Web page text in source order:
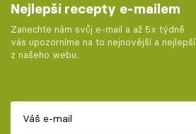
Nejlepší recepty e-mailem
Zanechte nám svůj e-mail a až 5x týdně
vás upozorníme na to nejnovější a nejlepší
z našeho webu.